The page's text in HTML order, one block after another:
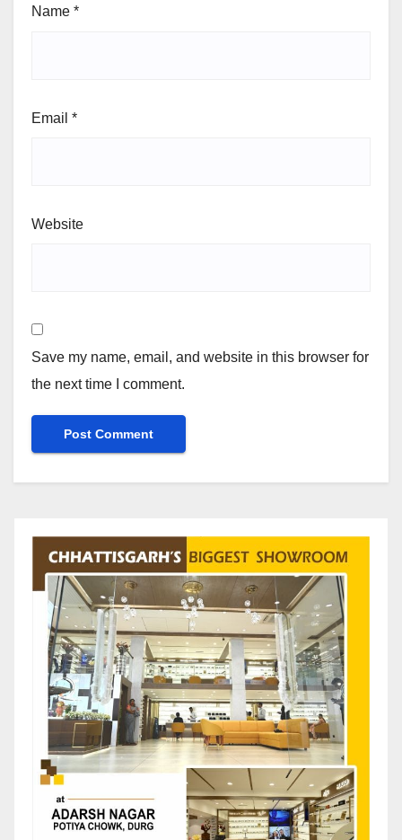
Name *
Email *
Website
Save my name, email, and website in this browser for
the next time I comment.